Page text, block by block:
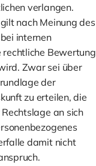
verlangen.
nach Meinung des
internen
rechtliche Bewertung
Zwar sei über
der
zu erteilen, die
an sich
damit nicht